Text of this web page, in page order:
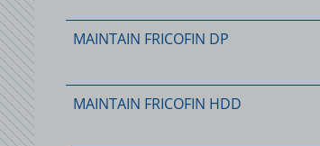
MAINTAIN FRICOFIN DP
MAINTAIN FRICOFIN HDD